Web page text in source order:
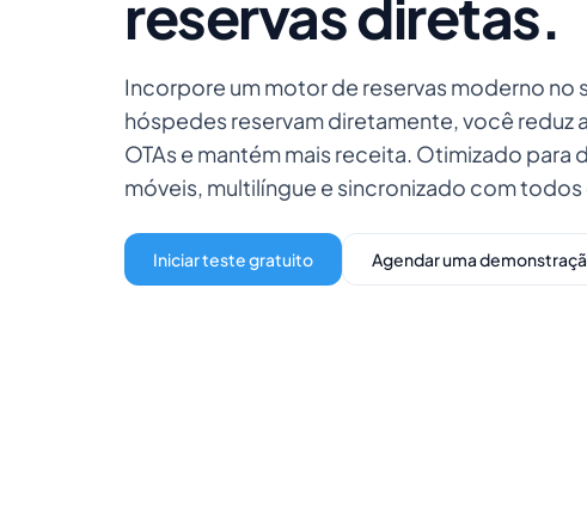
reservas diretas.
Incorpore um motor de reservas moderno no
hóspedes reservam diretamente, você reduz
OTAs e mantém mais receita. Otimizado para
móveis, multilíngue e sincronizado com todos
Iniciar teste gratuito Agendar uma